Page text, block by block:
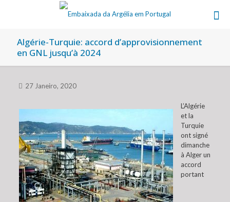
Algérie-Turquie: accord d’approvisionnement
en GNL jusqu’à 2024
27 Janeiro, 2020
L’Algérie
et la
Turquie
ont signé
dimanche
à Alger un
accord
portant